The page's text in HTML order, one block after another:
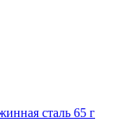
сталь 65 г